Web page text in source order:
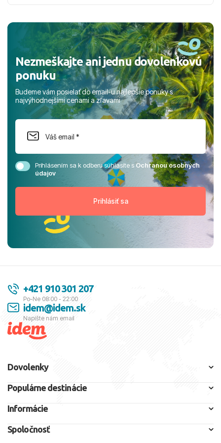
Nezmeškajte ani jednu dovolenkovú
ponuku
Budeme vám posielať do email-u najlepšie ponuky s
najvýhodnejšími cenami a zľavami
Prihlásením sa k odberu súhlasíte sOchranou osobných
údajov
+421 910 301 207
Po-Ne 08:00 - 22:00
idem@idem.sk
Napíšte nám email
Dovolenky
Populárne destinácie
Informácie
Spoločnosť